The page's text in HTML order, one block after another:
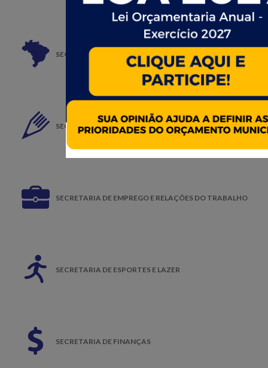
SECRETARIA DE CULTURA E TURISMO
SECRETARIA DE EDUCAÇÃO
SECRETARIA DE EMPREGO E RELAÇÕES DO TRABALHO
SECRETARIA DE ESPORTES E LAZER
SECRETARIA DE FINANÇAS